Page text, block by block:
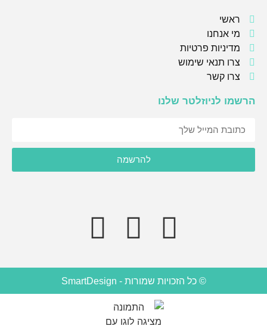
ראשי
מי אנחנו
מדיניות פרטיות
צרו תנאי שימוש
צרו קשר
הרשמו לניוזלטר שלנו
אני מסכימ/ה לקבל תוכן, דברי פרסומות או עדכונים מהחברה או
מצדדים שלישיים לדוא"ל, מסרונים או טלפון.
להרשמה
© כל הזכויות שמורות - SmartDesign